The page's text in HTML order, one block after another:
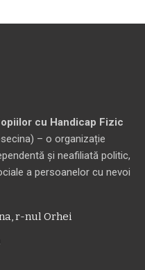
cu Handicap Fizic
– o organizație
și neafiliată politic,
a persoanelor cu nevoi
r-nul Orhei